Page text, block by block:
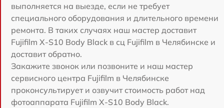
выполняется на выезде, если не требует
специального оборудования и длительного времени
ремонта. В таких случаях наш мастер доставит
Fujifilm X-S10 Body Black в сц Fujifilm в Челябинске и
доставит обратно.
Закажите звонок или позвоните и наш мастер
сервисного центра Fujifilm в Челябинске
проконсультирует и озвучит стоимость работ над
фотоаппарата Fujifilm X-S10 Body Black.